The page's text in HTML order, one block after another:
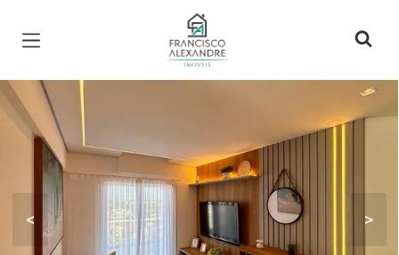
Página inicial
< >